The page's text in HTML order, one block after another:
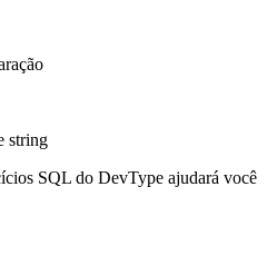
string
SQL do DevType ajudará você